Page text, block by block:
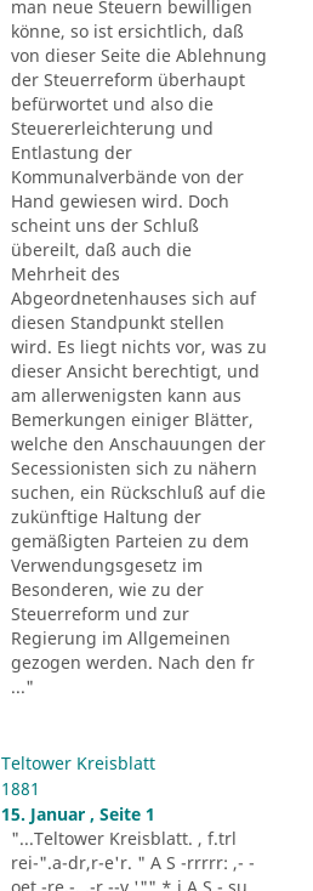
man neue Steuern bewilligen
könne, so ist ersichtlich, daß
von dieser Seite die Ablehnung
der Steuerreform überhaupt
befürwortet und also die
Steuererleichterung und
Entlastung der
Kommunalverbände von der
Hand gewiesen wird. Doch
scheint uns der Schluß
übereilt, daß auch die
Mehrheit des
Abgeordnetenhauses sich auf
diesen Standpunkt stellen
wird. Es liegt nichts vor, was zu
dieser Ansicht berechtigt, und
am allerwenigsten kann aus
Bemerkungen einiger Blätter,
welche den Anschauungen der
Secessionisten sich zu nähern
suchen, ein Rückschluß auf die
zukünftige Haltung der
gemäßigten Parteien zu dem
Verwendungsgesetz im
Besonderen, wie zu der
Steuerreform und zur
Regierung im Allgemeinen
gezogen werden. Nach den fr
..."
Teltower Kreisblatt
1881
15. Januar , Seite 1
"...Teltower Kreisblatt. , f.trl
rei-".a-dr,r-e'r. " A S -rrrrr: ,- -